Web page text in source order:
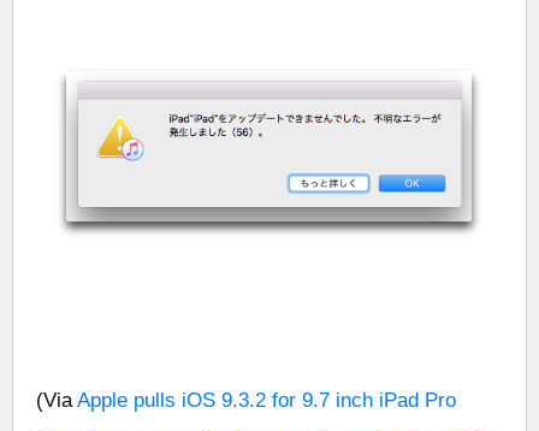
(ViaApple pulls iOS 9.3.2 for 9.7 inch iPad Pro